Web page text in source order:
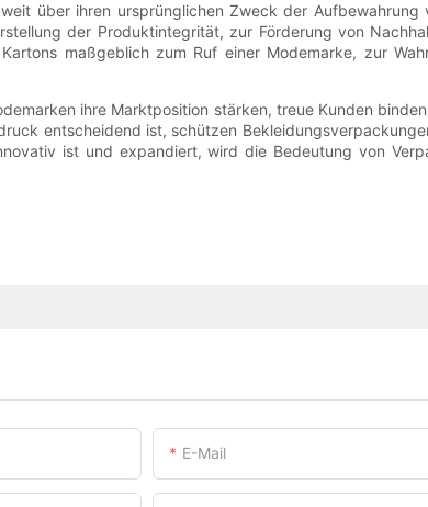
über ihren ursprünglichen Zweck der
der Produktintegrität, zur Förderung von
maßgeblich zum Ruf einer Modemarke, zur
ihre Marktposition stärken, treue Kunden
entscheidend ist, schützen
ist und expandiert, wird die Bedeutung von
E-Mail